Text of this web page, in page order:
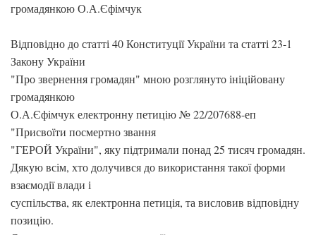
громадянкою О.А.Єфімчук
Відповідно до статті 40 Конституції України та статті 23-1
Закону України
"Про звернення громадян" мною розглянуто ініційовану
громадянкою
О.А.Єфімчук електронну петицію № 22/207688-еп
"Присвоїти посмертно звання
"ГЕРОЙ України", яку підтримали понад 25 тисяч громадян.
Дякую всім, хто долучився до використання такої форми
взаємодії влади і
суспільства, як електронна петиція, та висловив відповідну
позицію.